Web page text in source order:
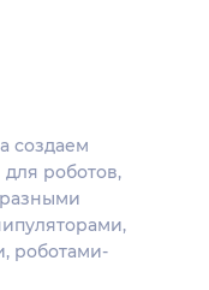
создаем
роботов,
роботами-